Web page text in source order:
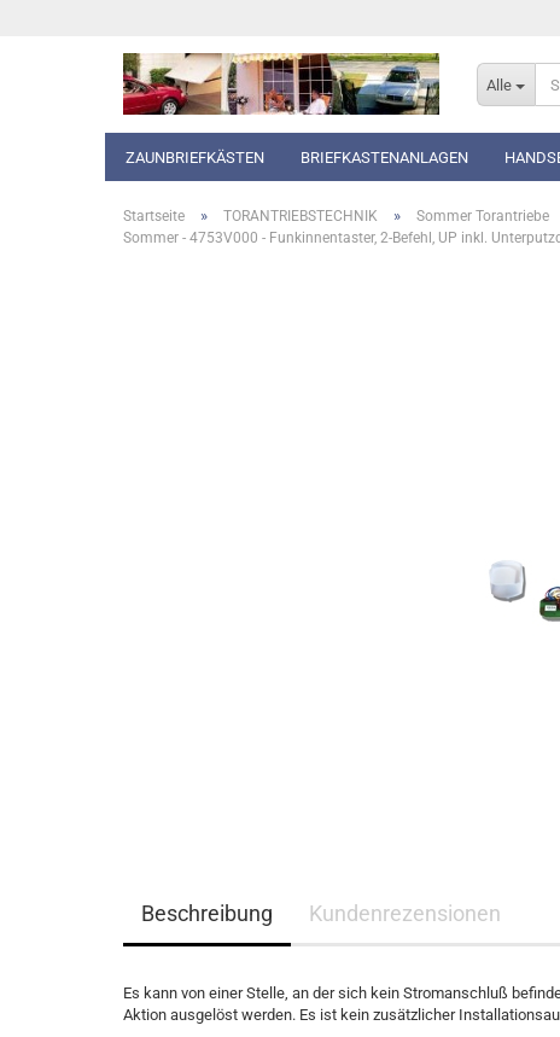
Alle
ZAUNBRIEFKÄSTEN BRIEFKASTENANLAGEN
Startseite » TORANTRIEBSTECHNIK » Sommer Torantriebe
Sommer - 4753V000 - Funkinnentaster, 2-Befehl, UP inkl.
Beschreibung Kundenrezensionen
Es kann von einer Stelle, an der sich kein Stromanschluß
Aktion ausgelöst werden. Es ist kein zusätzlicher